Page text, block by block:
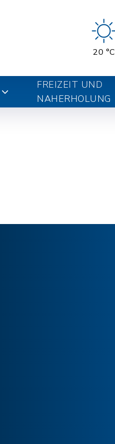
20 °C
FREIZEIT UND
NAHERHOLUNG